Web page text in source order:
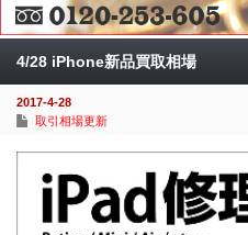
4/28 iPhone新品買取相場
2017-4-28
取引相場更新